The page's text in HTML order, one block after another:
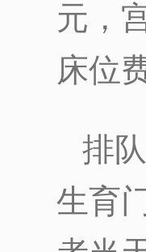
元，
床位
排
生育